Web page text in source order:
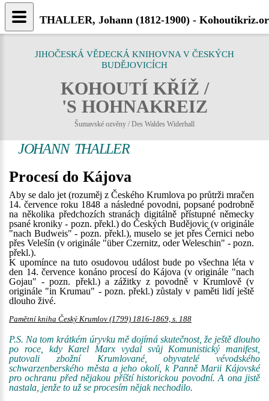
JIHOČESKÁ VĚDECKÁ KNIHOVNA V ČESKÝCH
BUDĚJOVICÍCH
KOHOUTÍ KŘÍŽ /
'S HOHNAKREIZ
Šumavské ozvěny / Des Waldes Widerhall
JOHANN THALLER
Procesí do Kájova
Aby se dalo jet (rozuměj z Českého Krumlova po průtrži mračen
14. července roku 1848 a následné povodni, popsané podrobně
na několika předchozích stranách digitálně přístupné německy
psané kroniky - pozn. překl.) do Českých Budějovic (v originále
"nach Budweis" - pozn. překl.), muselo se jet přes Černici nebo
přes Velešín (v originále "über Czernitz, oder Weleschin" - pozn.
překl.).
K upomínce na tuto osudovou událost bude po všechna léta v
den 14. července konáno procesí do Kájova (v originále "nach
Gojau" - pozn. překl.) a zážitky z povodně v Krumlově (v
originále "in Krumau" - pozn. překl.) zůstaly v paměti lidí ještě
dlouho živé.
Pamětní kniha Český Krumlov (1799) 1816-1869, s. 188
P.S. Na tom krátkém úryvku mě dojímá skutečnost, že ještě dlouho
po roce, kdy Karel Marx vydal svůj Komunistický manifest,
putovali zbožní Krumlované, obyvatelé vévodského
schwarzenberského města a jeho okolí, k Panně Marii Kájovské
pro ochranu před nějakou příští historickou povodní. A ona jistě
nastala, jenže to už se procesím nějak nechodilo.
THALLER, Johann (1812-1900) -